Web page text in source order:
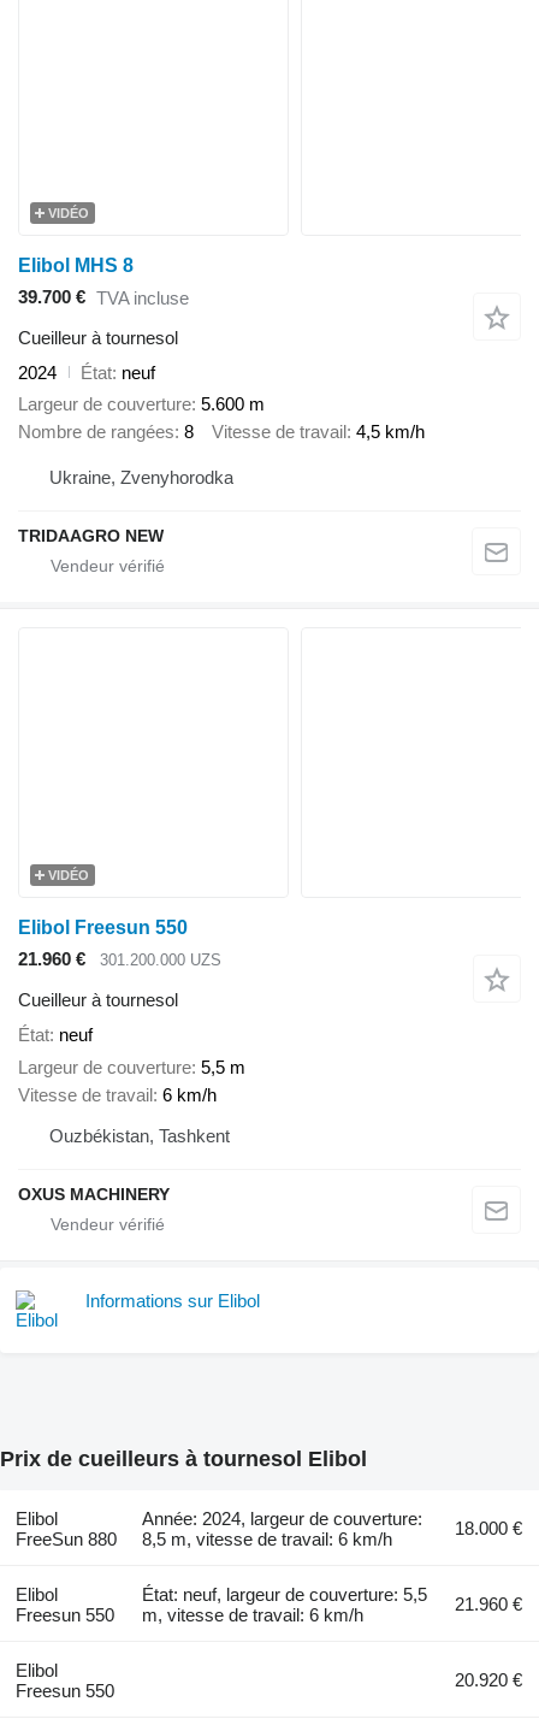
VIDÉO
Elibol MHS 8
39.700 € TVA incluse
Cueilleur à tournesol
2024
État neuf
Largeur de couverture 5.600 m
Nombre de rangées 8 Vitesse de travail 4,5 km/h
Ukraine, Zvenyhorodka
TRIDAAGRO NEW
VIDÉO
Elibol Freesun 550
21.960 €
301.200.000 UZS
Cueilleur à tournesol
État neuf
Largeur de couverture 5,5 m
Vitesse de travail 6 km/h
Ouzbékistan, Tashkent
OXUS MACHINERY
Informations sur Elibol
Prix de cueilleurs à tournesol Elibol
Elibol
FreeSun 880
Année: 2024, largeur de couverture:
8,5 m, vitesse de travail: 6 km/h
18.000 €
Elibol
Freesun 550
État: neuf, largeur de couverture: 5,5
m, vitesse de travail: 6 km/h
21.960 €
Elibol
Freesun 550
20.920 €